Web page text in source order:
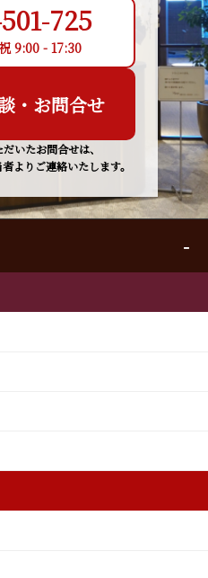
725
9:00 - 17:30
・お問合せ
いたお問合せは、
よりご連絡いたします。